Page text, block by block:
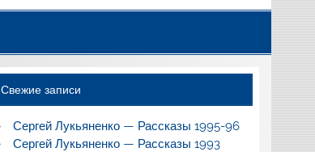
Свежие записи
Сергей Лукьяненко — Рассказы 1995-96
Сергей Лукьяненко — Рассказы 1993